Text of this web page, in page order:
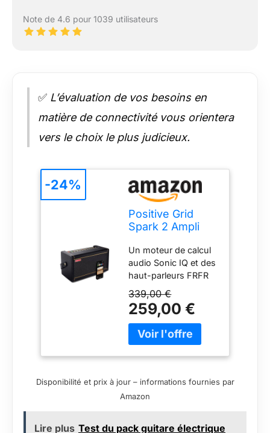
Note de 4.6 pour 1039 utilisateurs
✅ L’évaluation de vos besoins en
matière de connectivité vous orientera
vers le choix le plus judicieux.
Positive Grid
Spark 2 Ampli
Guitare et
Enceinte
Bluetooth de 50
Watts avec
Looper,
Fonctions
intelligentes et
appli, pour Les
Guitares
acoustiques et
Un moteur de calcul
audio Sonic IQ et des
haut-parleurs FRFR
haut de gamme
inclinés pour 50
watts de son
foisonnant et ultra-
détaillé. Un looper
motifs rythmiques.
HD exclusives,
émulations d’amplis à
339,00 €
259,00 €
-24%
Disponibilité et prix à jour – informations fournies par
Amazon
Lire plus Test du pack guitare électrique